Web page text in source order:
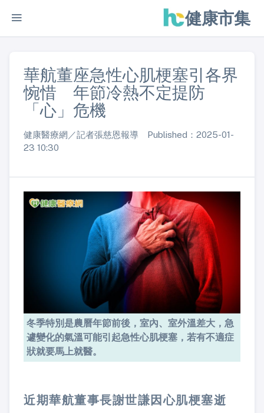
健康市集
華航董座急性心肌梗塞引各界
惋惜 年節冷熱不定提防
「心」危機
健康醫療網／記者張慈恩報導 Published：2025-01-
23 10:30
冬季特別是農曆年節前後，室內、室外溫差大，急
遽變化的氣溫可能引起急性心肌梗塞，若有不適症
狀就要馬上就醫。
近期華航董事長謝世謙因心肌梗塞逝